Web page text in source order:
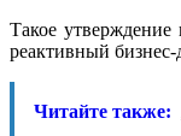
Такое
реактивный
Читайте также: